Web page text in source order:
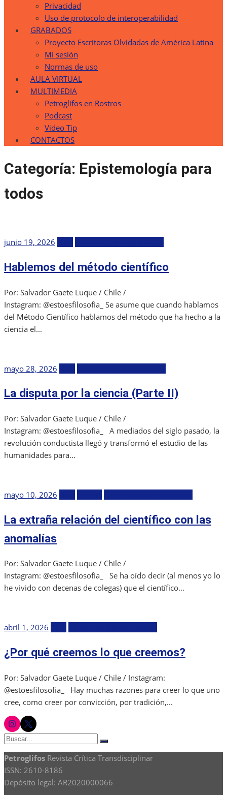
Privacidad
Uso de protocolo de interoperabilidad
GRABADOS
Proyecto Escritoras Olvidadas de América Latina
Mi sesión
Normas de uso
AULA VIRTUAL
MULTIMEDIA
Petroglifos en Rostros
Podcast
Video Tip
CONTACTOS
Categoría: Epistemología para
todos
Publicada
junio 19, 2026
Hablemos del método científico
Por: Salvador Gaete Luque / Chile /
Instagram: @estoesfilosofia_ Se asume que cuando hablamos
del Método Científico hablamos del método que ha hecho a la
ciencia el...
Publicada
mayo 28, 2026
La disputa por la ciencia (Parte II)
Por: Salvador Gaete Luque / Chile /
Instagram: @estoesfilosofia_ A mediados del siglo pasado, la
revolución conductista llegó y transformó el estudio de las
humanidades para...
Publicada
mayo 10, 2026
La extraña relación del científico con las
anomalías
Por: Salvador Gaete Luque / Chile /
Instagram: @estoesfilosofia_ Se ha oído decir (al menos yo lo
he vivido con decenas de colegas) que el científico...
Publicada
abril 1, 2026
¿Por qué creemos lo que creemos?
Por: Salvador Gaete Luque / Chile / Instagram:
@estoesfilosofia_ Hay muchas razones para creer lo que uno
cree, como creer por convicción, por tradición,...
instagram
twitter
Buscar:
Buscar
Petroglifos Revista Crítica Transdisciplinar
ISSN: 2610-8186
Depósito legal: AR2020000066